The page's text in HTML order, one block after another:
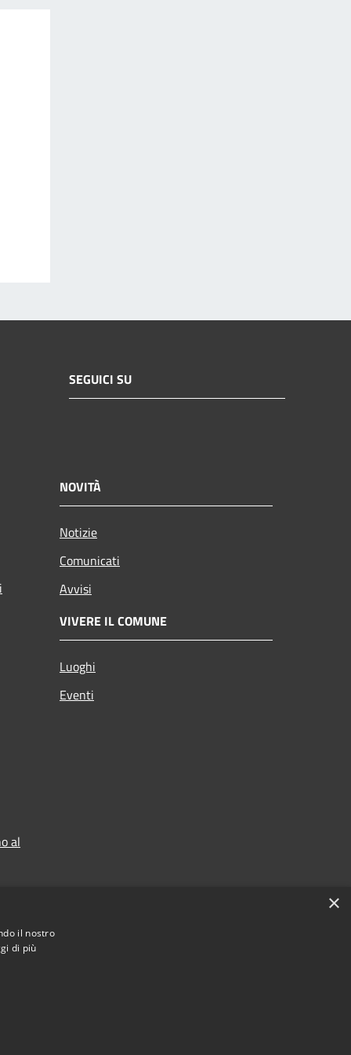
SEGUICI SU
NOVITÀ
Notizie
Comunicati
Avvisi
VIVERE IL COMUNE
Luoghi
Eventi
al
×
il nostro
di più